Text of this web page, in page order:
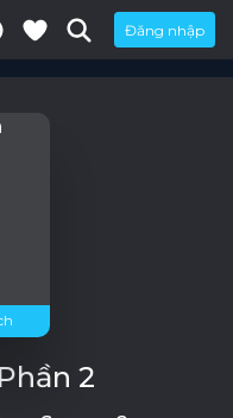
Đăng nhập
2